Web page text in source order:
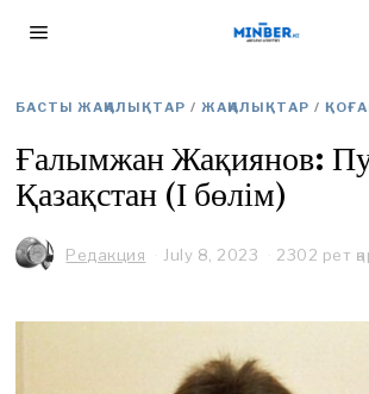
БАСТЫ ЖАҢАЛЫҚТАР / ЖАҢАЛЫҚТАР /
Ғалымжан Жақиянов:
Қазақстан (І бөлім)
Редакция July 8, 2023
y
,
2
2302 рет